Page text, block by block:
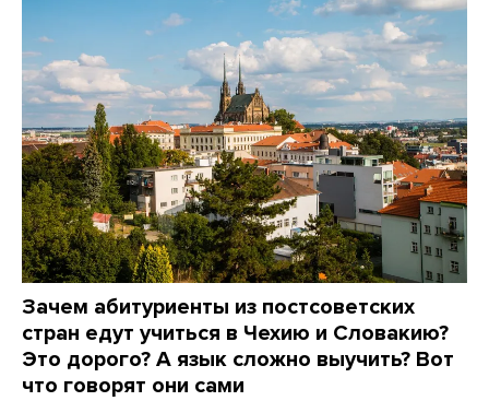
Зачем абитуриенты из постсоветских
стран едут учиться в Чехию и Словакию?
Это дорого? А язык сложно выучить? Вот
что говорят они сами